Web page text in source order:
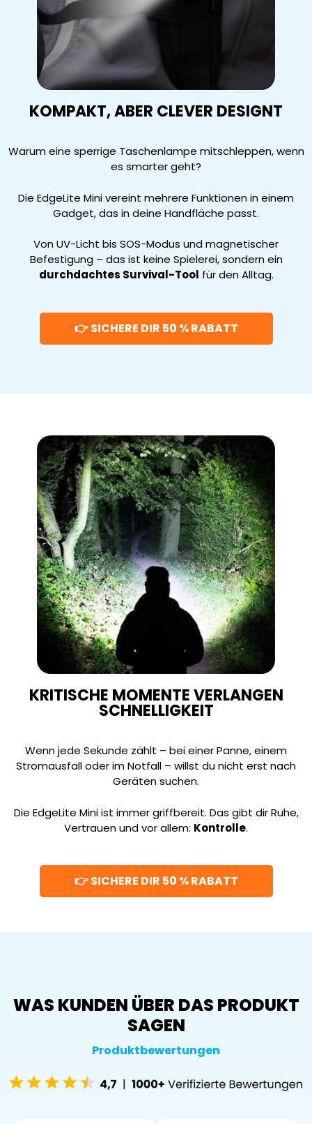
KOMPAKT, ABER CLEVER DESIGNT
Warum eine sperrige Taschenlampe mitschleppen, wenn
es smarter geht?
Die EdgeLite Mini vereint mehrere Funktionen in einem
Gadget, das in deine Handfläche passt.
Von UV-Licht bis SOS-Modus und magnetischer
Befestigung – das ist keine Spielerei, sondern ein
durchdachtes Survival-Tool für den Alltag.
👉 SICHERE DIR 50 % RABATT
KRITISCHE MOMENTE VERLANGEN
SCHNELLIGKEIT
Wenn jede Sekunde zählt – bei einer Panne, einem
Stromausfall oder im Notfall – willst du nicht erst nach
Geräten suchen.
Die EdgeLite Mini ist immer griffbereit. Das gibt dir Ruhe,
Vertrauen und vor allem: Kontrolle.
👉 SICHERE DIR 50 % RABATT
WAS KUNDEN ÜBER DAS PRODUKT
SAGEN
Produktbewertungen